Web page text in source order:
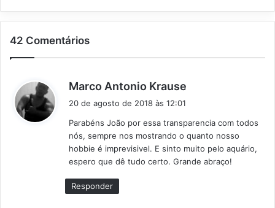
42 Comentários
Marco Antonio Krause
s
e
:
20 de agosto de 2018 às 12:01
Parabéns João por essa transparencia com todos
nós, sempre nos mostrando o quanto nosso
hobbie é imprevisivel. E sinto muito pelo aquário,
espero que dê tudo certo. Grande abraço!
Responder